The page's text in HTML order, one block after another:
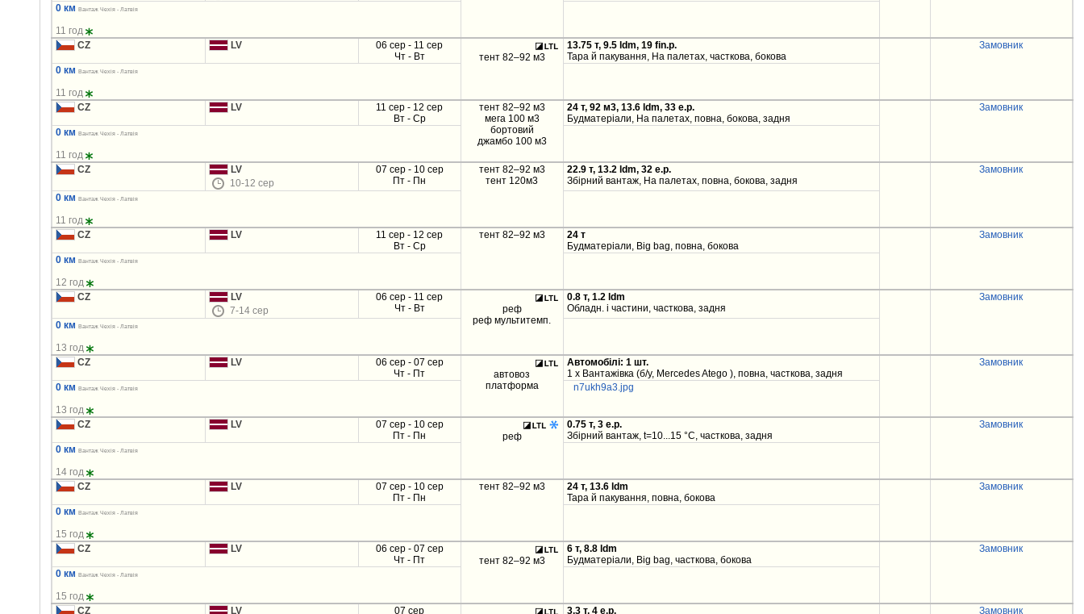
0 км Вантаж Чехія - Латвія
11 год
CZ
LV
06 сер - 11 сер
Чт - Вт
тент 82–92 м3
13.75 т, 9.5 ldm, 19 fin.p.
Тара й пакування, На палетах, часткова, бокова
Замовник
0 км Вантаж Чехія - Латвія
11 год
CZ
LV
11 сер - 12 сер
Вт - Ср
тент 82–92 м3
мега 100 м3
бортовий
джамбо 100 м3
24 т, 92 м3, 13.6 ldm, 33 e.p.
Будматеріали, На палетах, повна, бокова, задня
Замовник
0 км Вантаж Чехія - Латвія
11 год
CZ
LV
10-12 сер
07 сер - 10 сер
Пт - Пн
тент 82–92 м3
тент 120м3
22.9 т, 13.2 ldm, 32 e.p.
Збірний вантаж, На палетах, повна, бокова, задня
Замовник
0 км Вантаж Чехія - Латвія
11 год
CZ
LV
11 сер - 12 сер
Вт - Ср
тент 82–92 м3
24 т
Будматеріали, Big bag, повна, бокова
Замовник
0 км Вантаж Чехія - Латвія
12 год
CZ
LV
7-14 сер
06 сер - 11 сер
Чт - Вт
реф
реф мультитемп.
0.8 т, 1.2 ldm
Обладн. і частини, часткова, задня
Замовник
0 км Вантаж Чехія - Латвія
13 год
CZ
LV
06 сер - 07 сер
Чт - Пт
автовоз
платформа
Автомобілі: 1 шт.
1 x Вантажівка (б/у, Mercedes Atego ), повна, часткова, задня
Замовник
0 км Вантаж Чехія - Латвія
13 год
n7ukh9a3.jpg
CZ LV
07 сер - 10 сер
Пт - Пн
реф
0.75 т, 3 e.p.
Збірний вантаж, t=10...15 °C, часткова, задня
Замовник
0 км Вантаж Чехія - Латвія
14 год
CZ
LV
07 сер - 10 сер
Пт - Пн
тент 82–92 м3
24 т, 13.6 ldm
Тара й пакування, повна, бокова
Замовник
0 км Вантаж Чехія - Латвія
15 год
CZ
LV
06 сер - 07 сер
Чт - Пт
тент 82–92 м3
6 т, 8.8 ldm
Будматеріали, Big bag, часткова, бокова
Замовник
0 км Вантаж Чехія - Латвія
15 год
CZ
LV
07 сер
3.3 т, 4 e.p.
Замовник